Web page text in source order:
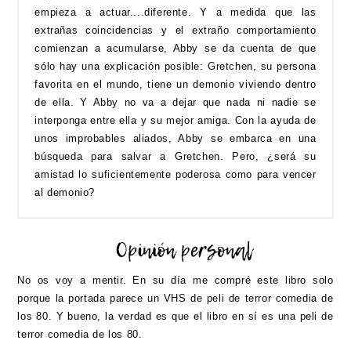
empieza a actuar....diferente. Y a medida que las
extrañas coincidencias y el extraño comportamiento
comienzan a acumularse, Abby se da cuenta de que
sólo hay una explicación posible: Gretchen, su persona
favorita en el mundo, tiene un demonio viviendo dentro
de ella. Y Abby no va a dejar que nada ni nadie se
interponga entre ella y su mejor amiga. Con la ayuda de
unos improbables aliados, Abby se embarca en una
búsqueda para salvar a Gretchen. Pero, ¿será su
amistad lo suficientemente poderosa como para vencer
al demonio?
No os voy a mentir. En su día me compré este libro solo
porque la portada parece un VHS de peli de terror comedia de
los 80. Y bueno, la verdad es que el libro en sí es una peli de
terror comedia de los 80.